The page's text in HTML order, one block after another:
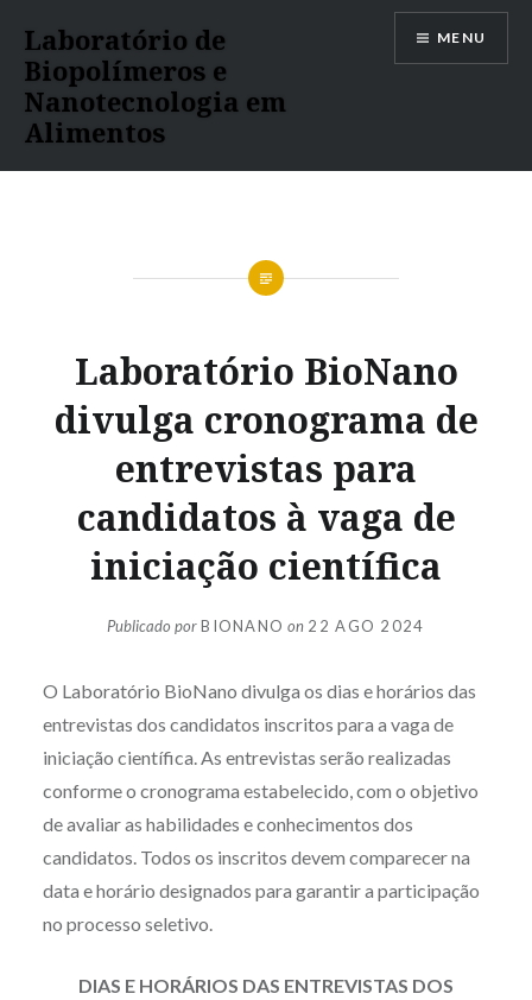
para
conteúdo
Laboratório de
Biopolímeros e
Nanotecnologia em
Alimentos
MENU
Laboratório BioNano
divulga cronograma de
entrevistas para
candidatos à vaga de
iniciação científica
Publicado porBIONANO on 22 AGO 2024
O Laboratório BioNano divulga os dias e horários das
entrevistas dos candidatos inscritos para a vaga de
iniciação científica. As entrevistas serão realizadas
conforme o cronograma estabelecido, com o objetivo
de avaliar as habilidades e conhecimentos dos
candidatos. Todos os inscritos devem comparecer na
data e horário designados para garantir a participação
no processo seletivo.
DIAS E HORÁRIOS DAS ENTREVISTAS DOS